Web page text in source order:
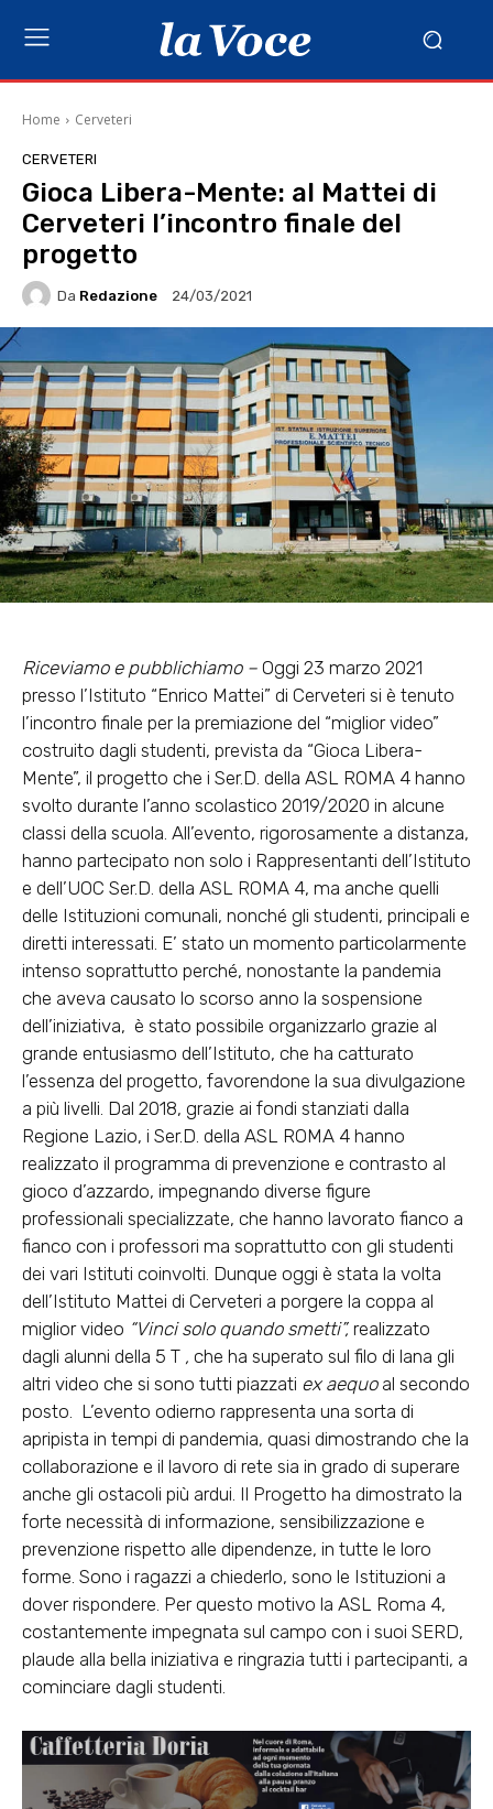
Home Cerveteri
CERVETERI
Gioca Libera-Mente: al Mattei di
Cerveteri l’incontro finale del
progetto
Da Redazione 24/03/2021
Riceviamo e pubblichiamo – Oggi 23 marzo 2021
presso l’Istituto “Enrico Mattei” di Cerveteri si è tenuto
l’incontro finale per la premiazione del “miglior video”
costruito dagli studenti, prevista da “Gioca Libera-
Mente”, il progetto che i Ser.D. della ASL ROMA 4 hanno
svolto durante l’anno scolastico 2019/2020 in alcune
classi della scuola. All’evento, rigorosamente a distanza,
hanno partecipato non solo i Rappresentanti dell’Istituto
e dell’UOC Ser.D. della ASL ROMA 4, ma anche quelli
delle Istituzioni comunali, nonché gli studenti, principali e
diretti interessati. E’ stato un momento particolarmente
intenso soprattutto perché, nonostante la pandemia
che aveva causato lo scorso anno la sospensione
dell’iniziativa, è stato possibile organizzarlo grazie al
grande entusiasmo dell’Istituto, che ha catturato
l’essenza del progetto, favorendone la sua divulgazione
a più livelli. Dal 2018, grazie ai fondi stanziati dalla
Regione Lazio, i Ser.D. della ASL ROMA 4 hanno
realizzato il programma di prevenzione e contrasto al
gioco d’azzardo, impegnando diverse figure
professionali specializzate, che hanno lavorato fianco a
fianco con i professori ma soprattutto con gli studenti
dei vari Istituti coinvolti. Dunque oggi è stata la volta
dell’Istituto Mattei di Cerveteri a porgere la coppa al
miglior video “Vinci solo quando smetti”, realizzato
dagli alunni della 5 T , che ha superato sul filo di lana gli
altri video che si sono tutti piazzati ex aequoal secondo
posto. L’evento odierno rappresenta una sorta di
apripista in tempi di pandemia, quasi dimostrando che la
collaborazione e il lavoro di rete sia in grado di superare
anche gli ostacoli più ardui. Il Progetto ha dimostrato la
forte necessità di informazione, sensibilizzazione e
prevenzione rispetto alle dipendenze, in tutte le loro
forme. Sono i ragazzi a chiederlo, sono le Istituzioni a
dover rispondere. Per questo motivo la ASL Roma 4,
costantemente impegnata sul campo con i suoi SERD,
plaude alla bella iniziativa e ringrazia tutti i partecipanti, a
cominciare dagli studenti.